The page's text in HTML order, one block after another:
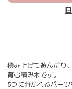
積み上げて遊んだり
育む積み木です。
5つに分かれるパーツ